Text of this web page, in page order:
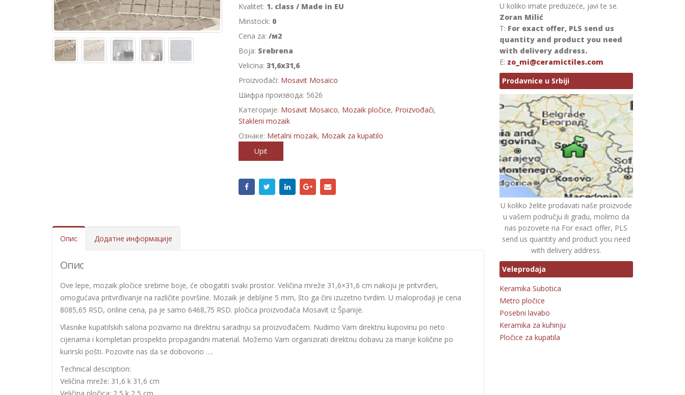
Kvalitet: 1. class / Made in EU
Minstock: 0
Cena za: /м2
Boja: Srebrena
Velicina: 31,6x31,6
Proizvođači: Mosavit Mosaico
Шифра производа: 5626
Категорије: Mosavit Mosaico, Mozaik pločice, Proizvođači,
Stakleni mozaik
Ознаке: Metalni mozaik, Mozaik za kupatilo
Upit
Опис Додатне информације
Опис
Ove lepe, mozaik pločice srebrne boje, će obogatiti svaki prostor. Veličina mreže 31,6×31,6 cm nakoju je pritvrđen,
omogućava pritvrđivanje na različite površine. Mozaik je debljine 5 mm, što ga čini izuzetno tvrdim. U maloprodaji je cena
8085,65 RSD, online cena, pa je samo 6468,75 RSD. pločica proizvođača Mosavit iz Španije.
Vlasnike kupatilskih salona pozivamo na direktnu saradnju sa proizvođačem. Nudimo Vam direktnu kupovinu po neto
cijenama i kompletan prospekto propagandni material. Možemo Vam organizirati direktnu dobavu za manje količine po
kurirski pošti. Pozovite nas da se dobovorio ….
Technical description:
Veličina mreže: 31,6 k 31,6 cm
Veličina pločica: 2,5 k 2,5 cm
U koliko imate preduzeće, javi te se.
Zoran Milić
T: For exact offer, PLS send us
quantity and product you need
with delivery address.
E: zo_mi@ceramictiles.com
Prodavnice u Srbiji
U koliko želite prodavati naše proizvode
u vašem području ili gradu, molimo da
nas pozovete na For exact offer, PLS
send us quantity and product you need
with delivery address.
Veleprodaja
Keramika Subotica
Metro pločice
Posebni lavabo
Keramika za kuhinju
Pločice za kupatila